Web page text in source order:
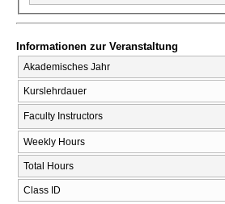
Informationen zur Veranstaltung
Akademisches Jahr
Kurslehrdauer
Faculty Instructors
Weekly Hours
Total Hours
Class ID